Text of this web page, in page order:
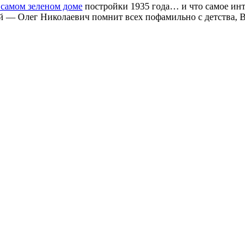
зеленом доме постройки 1935 года… и что самое
Олег Николаевич помнит всех пофамильно с детства,